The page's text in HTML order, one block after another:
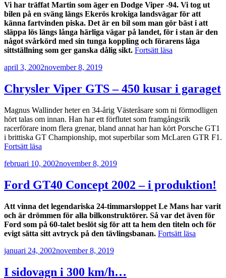
Vi har träffat Martin som äger en Dodge Viper -94. Vi tog ut
bilen på en sväng längs Ekerös krokiga landsvägar för att
känna fartvinden piska. Det är en bil som man gör bäst i att
släppa lös längs långa härliga vägar på landet, för i stan är den
något svårkörd med sin tunga koppling och förarens låga
sittställning som ger ganska dålig sikt. Fortsätt läsa
bil
med
mått”
Publicerat
april 3, 2002november 8, 2019
Chrysler Viper GTS – 450 kusar i garaget
Magnus Wallinder heter en 34-årig Västeråsare som ni förmodligen
hört talas om innan. Han har ett förflutet som framgångsrik
racerförare inom flera grenar, bland annat har han kört Porsche GT1
i brittiska GT Championship, mot superbilar som McLaren GTR F1.
Fortsätt läsa
GTS
450
kusar
garaget”
Publicerat
februari 10, 2002november 8, 2019
Ford GT40 Concept 2002 – i produktion!
Att vinna det legendariska 24-timmarsloppet Le Mans har varit
och är drömmen för alla bilkonstruktörer. Så var det även för
Ford som på 60-talet beslöt sig för att ta hem den titeln och för
evigt sätta sitt avtryck på den tävlingsbanan. Fortsätt läsa
Publicerat
januari 24, 2002november 8, 2019
I sidovagn i 300 km/h…